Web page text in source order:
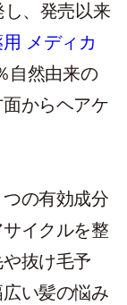
し、発売以来
メディカ
自然由来の
からヘアケ
の有効成分
イクルを整
抜け毛予
い髪の悩み